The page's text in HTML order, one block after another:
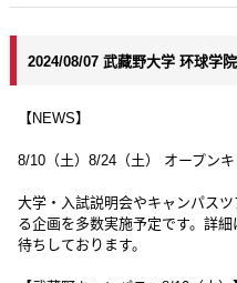
2024/08/07 武藏野大学 环球学院
【NEWS】
8/10（土）8/24（土） オープンキ
大学・入試説明会やキャンパス
る企画を多数実施予定です。詳
待ちしております。